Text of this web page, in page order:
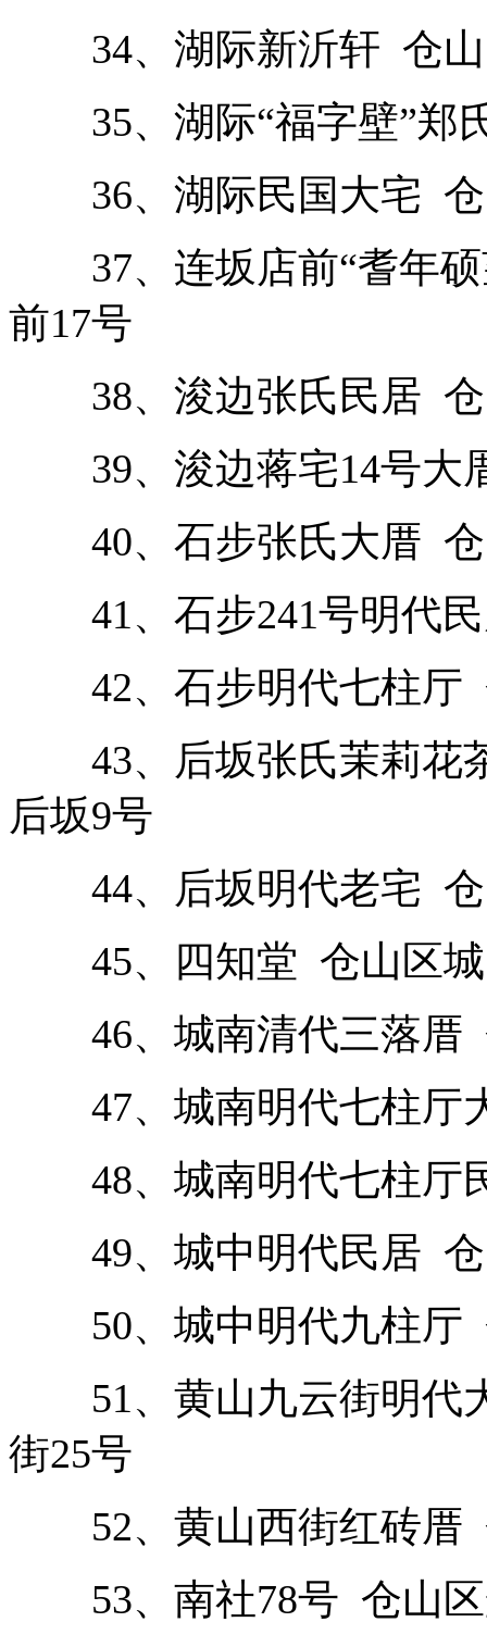
34、湖际新沂轩 仓山
35、湖际“福字壁”郑
36、湖际民国大宅 仓
37、连坂店前“耆年硕
前17号
38、浚边张氏民居 仓
39、浚边蒋宅14号大
40、石步张氏大厝 仓
41、石步241号明代民
42、石步明代七柱厅
43、后坂张氏茉莉花
后坂9号
44、后坂明代老宅 仓
45、四知堂 仓山区城
46、城南清代三落厝
47、城南明代七柱厅
48、城南明代七柱厅
49、城中明代民居 仓
50、城中明代九柱厅
51、黄山九云街明代
街25号
52、黄山西街红砖厝
53、南社78号 仓山区